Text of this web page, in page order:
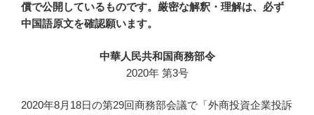
償で公開しているものです。厳密な解釈・理解は、必ず
中国語原文を確認願います。
中華人民共和国商務部令
2020年 第3号
2020年8月18日の第29回商務部会議で「外商投資企業投訴